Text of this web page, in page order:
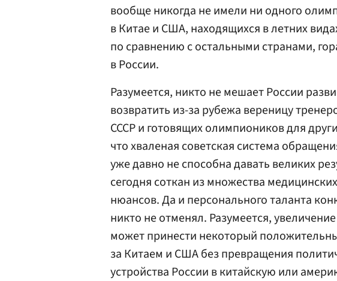
вообще никогда не имели ни одного
в Китае и США, находящихся в летних
по сравнению с остальными странами,
в России.
Разумеется, никто не мешает России
возвратить из-за рубежа вереницу
СССР и готовящих олимпиоников для
что хваленая советская система
уже давно не способна давать великих
сегодня соткан из множества
нюансов. Да и персонального таланта
никто не отменял. Разумеется,
может принести некоторый
за Китаем и США без превращения
устройства России в китайскую или